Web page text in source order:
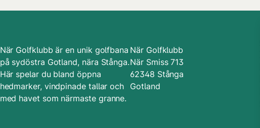
När Golfklubb är en unik golfbana
på sydöstra Gotland, nära Stånga.
Här spelar du bland öppna
hedmarker, vindpinade tallar och
med havet som närmaste granne.
När Golfklubb
När Smiss 713
62348 Stånga
Gotland